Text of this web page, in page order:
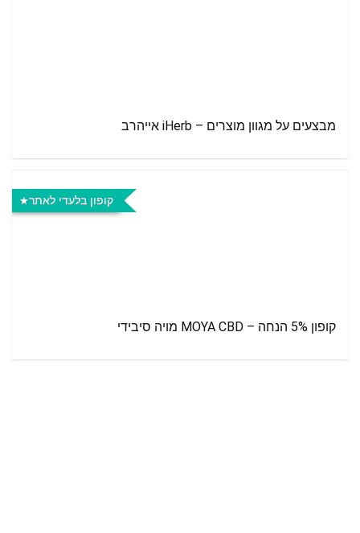
מבצעים על מגוון מוצרים – iHerb אייהרב
קופון בלעדי לאתר
קופון 5% הנחה – MOYA CBD מויה סיבידי